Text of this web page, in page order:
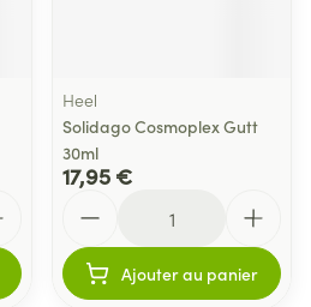
Heel
Solidago Cosmoplex Gutt
30ml
17,95 €
Ajouter au panier